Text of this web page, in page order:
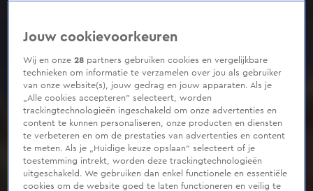
Jouw cookievoorkeuren
Wij en onze28 partners gebruiken cookies en vergelijkbare
technieken om informatie te verzamelen over jou als gebruiker
van onze website(s), jouw gedrag en jouw apparaten. Als je
„Alle cookies accepteren” selecteert, worden
trackingtechnologieën ingeschakeld om onze advertenties en
content te kunnen personaliseren, onze producten en diensten
te verbeteren en om de prestaties van advertenties en content
te meten. Als je „Huidige keuze opslaan” selecteert of je
toestemming intrekt, worden deze trackingtechnologieën
uitgeschakeld. We gebruiken dan enkel functionele en essentiële
cookies om de website goed te laten functioneren en veilig te